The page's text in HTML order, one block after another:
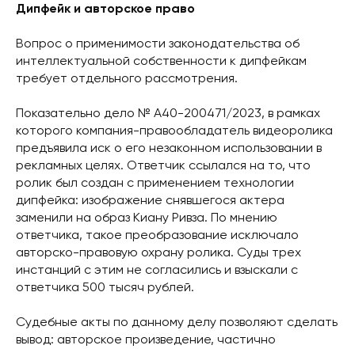
Дипфейк и авторское право
Вопрос о применимости законодательства об
интеллектуальной собственности к дипфейкам
требует отдельного рассмотрения.
Показательно дело № А40-200471/2023, в рамках
которого компания-правообладатель видеоролика
предъявила иск о его незаконном использовании в
рекламных целях. Ответчик ссылался на то, что
ролик был создан с применением технологии
дипфейка: изображение снявшегося актера
заменили на образ Киану Ривза. По мнению
ответчика, такое преобразование исключало
авторско-правовую охрану ролика. Суды трех
инстанций с этим не согласились и взыскали с
ответчика 500 тысяч рублей.
Судебные акты по данному делу позволяют сделать
вывод: авторское произведение, частично